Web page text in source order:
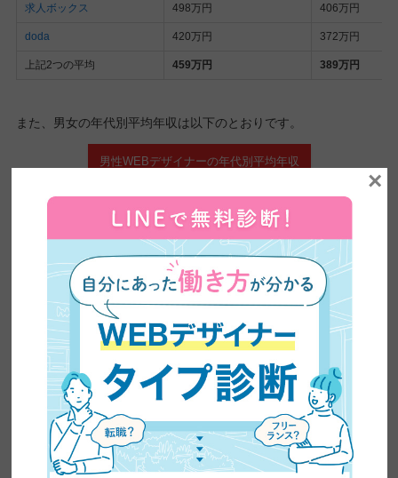
求人ボックス 498万円 406万円
doda 420万円 372万円
上記2つの平均 459万円 389万円
また、男女の年代別平均年収は以下のとおりです。
男性WEBデザイナーの年代別平均年収
女性WEBデザイナーの年代別平均年収
スクロールできます
賞与
20代 329万円 34万円
30代 467万円 67万円
560万円 81万円
636万円 124万円
参照：求人ボックス
×